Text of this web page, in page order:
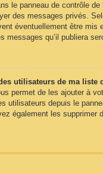
le panneau de contrôle de
des messages privés.
éventuellement être mis
messages qu’il publiera
utilisateurs de ma liste
permet de les ajouter à
utilisateurs depuis le
également les